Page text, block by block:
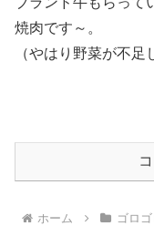
焼肉です～。
（やはり野菜が不足
ホーム ゴロ